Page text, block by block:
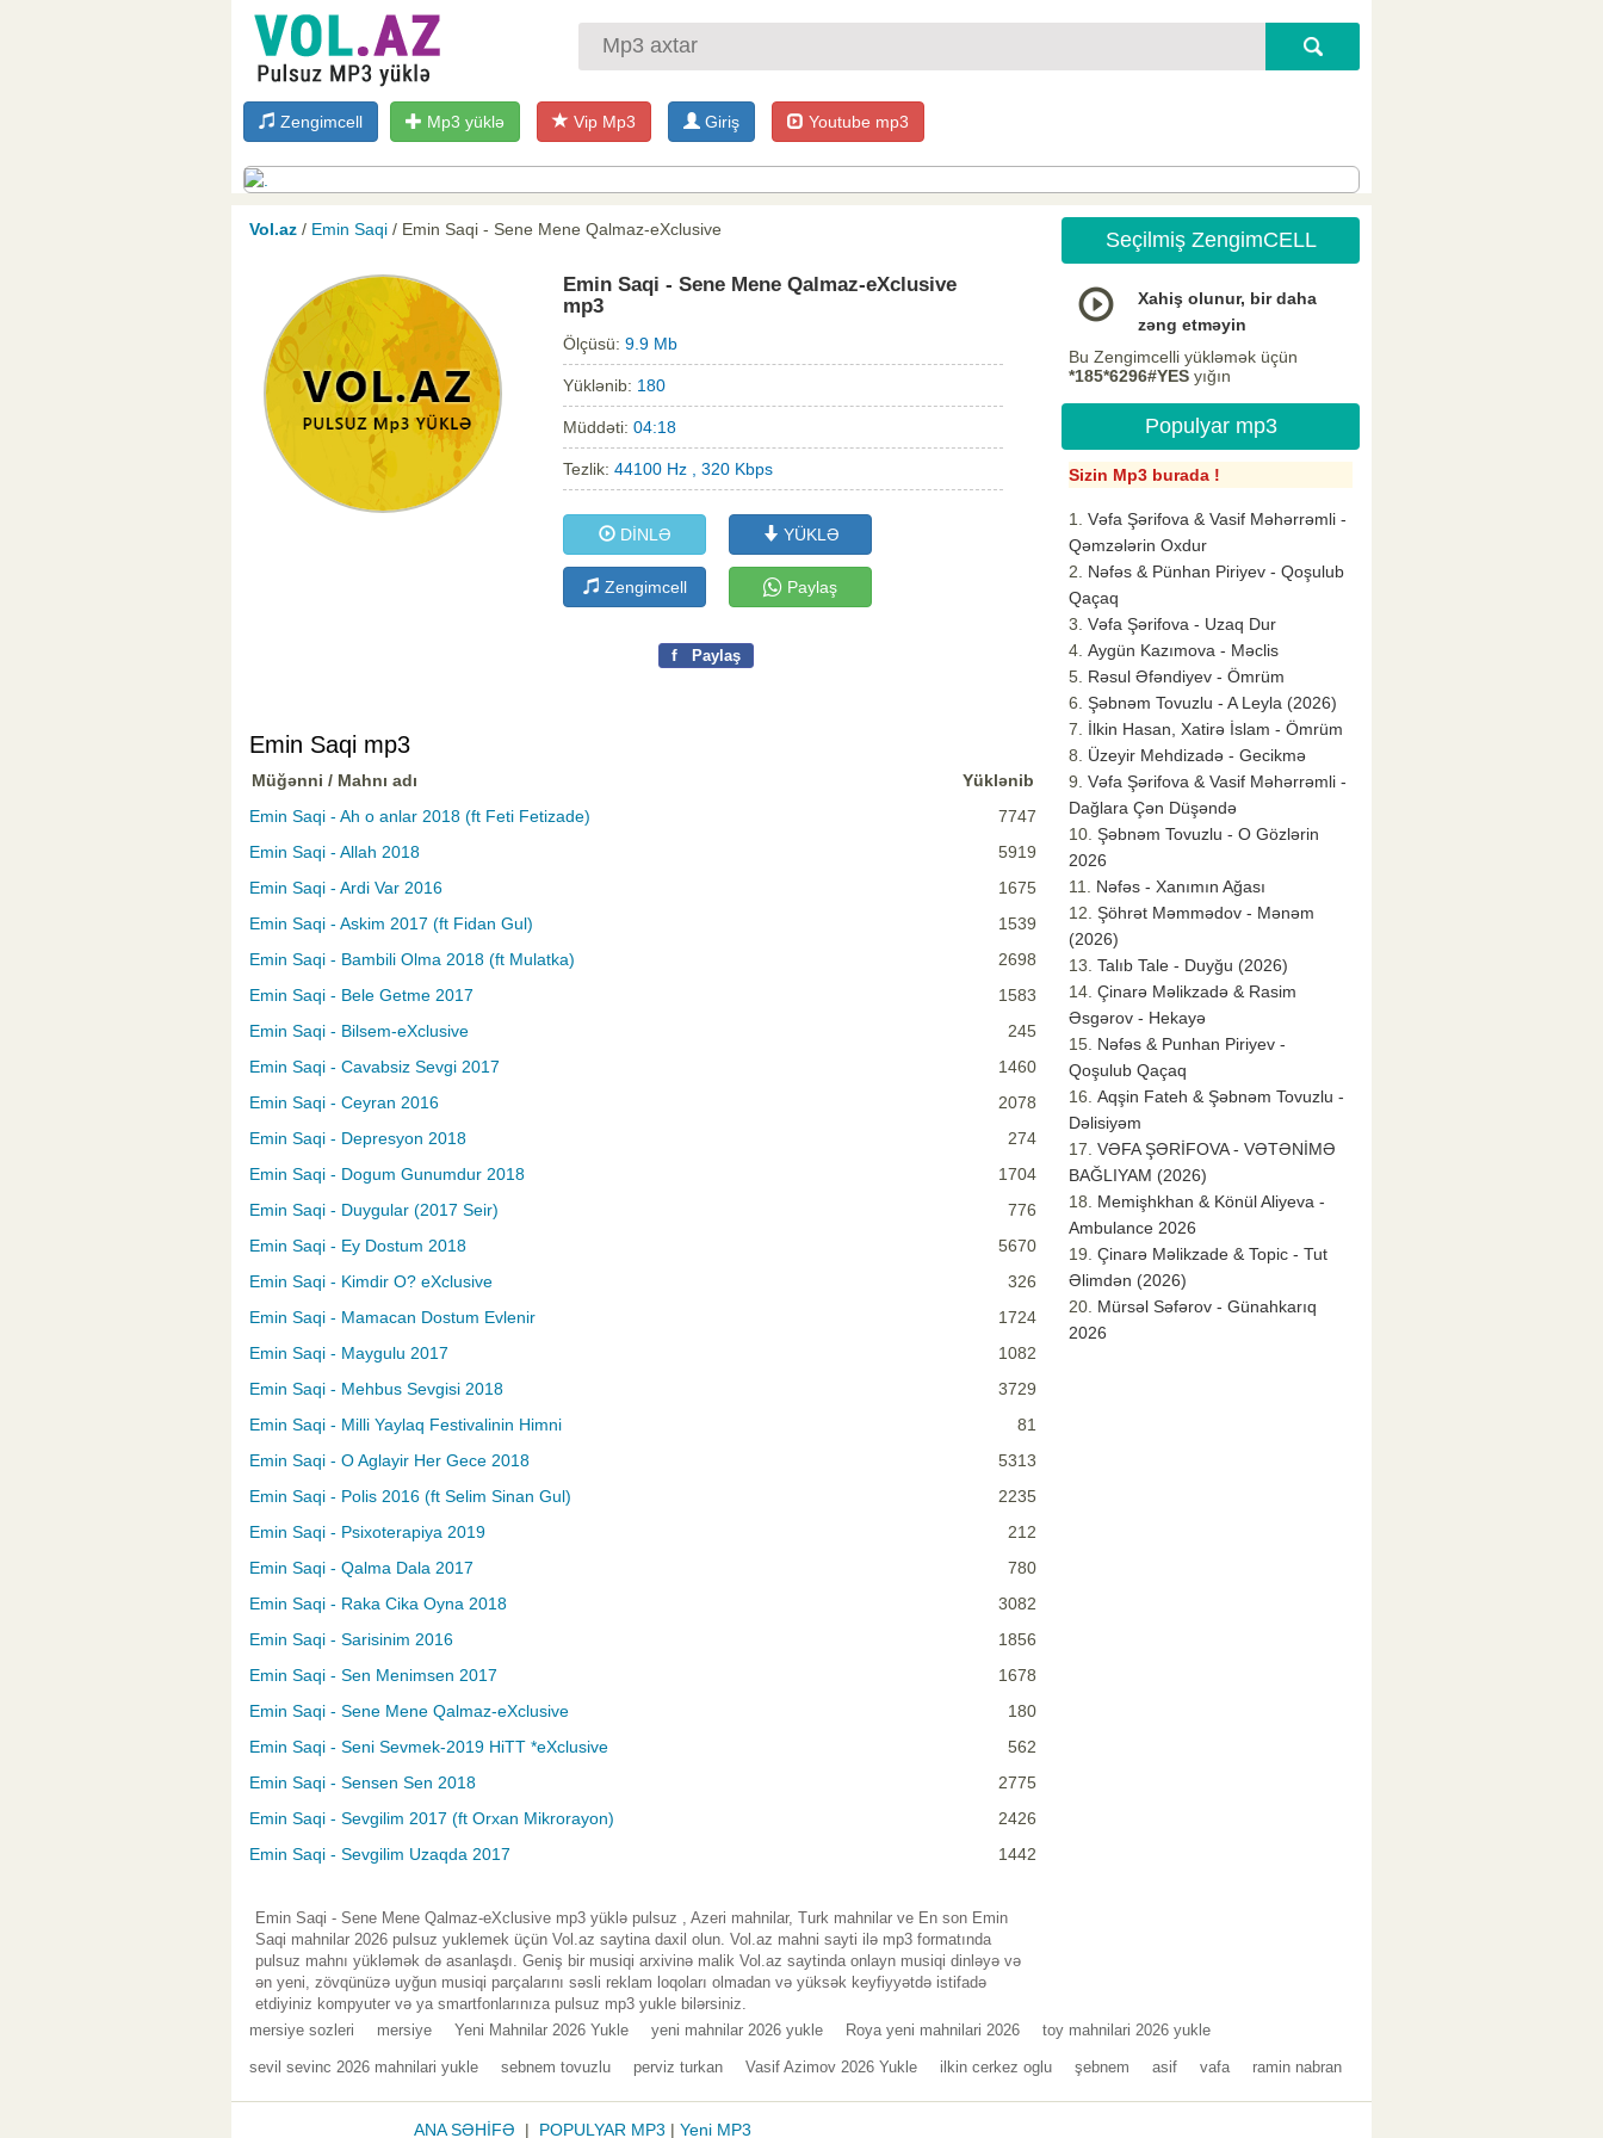
Zengimcell Mp3 yüklə Vip Mp3 Giriş Youtube mp3
Vol.az / Emin Saqi / Emin Saqi - Sene Mene Qalmaz-eXclusive
Emin Saqi - Sene Mene Qalmaz-eXclusive
mp3
Ölçüsü: 9.9 Mb
Yüklənib: 180
Müddəti: 04:18
Tezlik: 44100 Hz , 320 Kbps
DİNLƏ YÜKLƏ
Zengimcell Paylaş
f Paylaş
Emin Saqi mp3
Müğənni / Mahnı adı
Yüklənib
Emin Saqi - Ah o anlar 2018 (ft Feti Fetizade)
7747
Emin Saqi - Allah 2018
5919
Emin Saqi - Ardi Var 2016
1675
Emin Saqi - Askim 2017 (ft Fidan Gul)
1539
Emin Saqi - Bambili Olma 2018 (ft Mulatka)
2698
Emin Saqi - Bele Getme 2017
1583
Emin Saqi - Bilsem-eXclusive
245
Emin Saqi - Cavabsiz Sevgi 2017
1460
Emin Saqi - Ceyran 2016
2078
Emin Saqi - Depresyon 2018
274
Emin Saqi - Dogum Gunumdur 2018
1704
Emin Saqi - Duygular (2017 Seir)
776
Emin Saqi - Ey Dostum 2018
5670
Emin Saqi - Kimdir O? eXclusive
326
Emin Saqi - Mamacan Dostum Evlenir
1724
Emin Saqi - Maygulu 2017
1082
Emin Saqi - Mehbus Sevgisi 2018
3729
Emin Saqi - Milli Yaylaq Festivalinin Himni
81
Emin Saqi - O Aglayir Her Gece 2018
5313
Emin Saqi - Polis 2016 (ft Selim Sinan Gul)
2235
Emin Saqi - Psixoterapiya 2019
212
Emin Saqi - Qalma Dala 2017
780
Emin Saqi - Raka Cika Oyna 2018
3082
Emin Saqi - Sarisinim 2016
1856
Emin Saqi - Sen Menimsen 2017
1678
Emin Saqi - Sene Mene Qalmaz-eXclusive
180
Emin Saqi - Seni Sevmek-2019 HiTT *eXclusive
562
Emin Saqi - Sensen Sen 2018
2775
Emin Saqi - Sevgilim 2017 (ft Orxan Mikrorayon)
2426
Emin Saqi - Sevgilim Uzaqda 2017
1442
Emin Saqi - Sene Mene Qalmaz-eXclusive mp3 yüklə pulsuz , Azeri mahnilar, Turk mahnilar ve En son Emin
Saqi mahnilar 2026 pulsuz yuklemek üçün Vol.az saytina daxil olun. Vol.az mahni sayti ilə mp3 formatında
pulsuz mahnı yükləmək də asanlaşdı. Geniş bir musiqi arxivinə malik Vol.az saytinda onlayn musiqi dinləyə və
ən yeni, zövqünüzə uyğun musiqi parçalarını səsli reklam loqoları olmadan və yüksək keyfiyyətdə istifadə
etdiyiniz kompyuter və ya smartfonlarınıza pulsuz mp3 yukle bilərsiniz.
Seçilmiş ZengimCELL
Xahiş olunur, bir daha
zəng etməyin
Bu Zengimcelli yükləmək üçün
*185*6296#YES yığın
Populyar mp3
Sizin Mp3 burada !
Vəfa Şərifova & Vasif Məhərrəmli -
Qəmzələrin Oxdur
Nəfəs & Pünhan Piriyev - Qoşulub
Qaçaq
Vəfa Şərifova - Uzaq Dur
Aygün Kazımova - Məclis
Rəsul Əfəndiyev - Ömrüm
Şəbnəm Tovuzlu - A Leyla (2026)
İlkin Hasan, Xatirə İslam - Ömrüm
Üzeyir Mehdizadə - Gecikmə
Vəfa Şərifova & Vasif Məhərrəmli -
Dağlara Çən Düşəndə
Şəbnəm Tovuzlu - O Gözlərin
2026
Nəfəs - Xanımın Ağası
Şöhrət Məmmədov - Mənəm
(2026)
Talıb Tale - Duyğu (2026)
Çinarə Məlikzadə & Rasim
Əsgərov - Hekayə
Nəfəs & Punhan Piriyev -
Qoşulub Qaçaq
Aqşin Fateh & Şəbnəm Tovuzlu -
Dəlisiyəm
VƏFA ŞƏRİFOVA - VƏTƏNİMƏ
BAĞLIYAM (2026)
Memişhkhan & Könül Aliyeva -
Ambulance 2026
Çinarə Məlikzade & Topic - Tut
Əlimdən (2026)
Mürsəl Səfərov - Günahkarıq
2026
mersiye sozleri mersiye Yeni Mahnilar 2026 Yukle yeni mahnilar 2026 yukle Roya yeni mahnilari 2026 toy mahnilari 2026 yukle
sevil sevinc 2026 mahnilari yukle sebnem tovuzlu perviz turkan Vasif Azimov 2026 Yukle ilkin cerkez oglu şebnem asif vafa ramin nabran
ANA SƏHİFƏ | POPULYAR MP3 | Yeni MP3